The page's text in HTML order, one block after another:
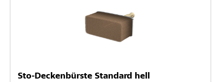
Sto-Deckenbürste Standard hell